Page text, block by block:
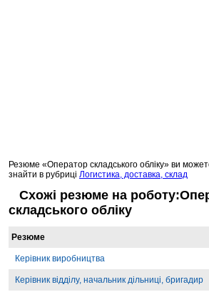
Резюме «Оператор складського обліку» ви
знайти в рубриці Логистика, доставка, склад
Схожі резюме на
складського обліку
Резюме
Керівник виробництва
Керівник відділу, начальник дільниці, бригадир